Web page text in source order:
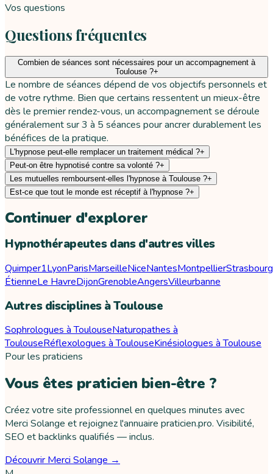
Vos questions
Questions fréquentes
Combien de séances sont nécessaires pour un accompagnement à
Toulouse ?+
Le nombre de séances dépend de vos objectifs personnels et
de votre rythme. Bien que certains ressentent un mieux-être
dès le premier rendez-vous, un accompagnement se déroule
généralement sur 3 à 5 séances pour ancrer durablement les
bénéfices de la pratique.
L'hypnose peut-elle remplacer un traitement médical ?+
Peut-on être hypnotisé contre sa volonté ?+
Les mutuelles remboursent-elles l'hypnose à Toulouse ?+
Est-ce que tout le monde est réceptif à l'hypnose ?+
Continuer d'explorer
Hypnothérapeutes dans d'autres villes
Quimper1LyonParisMarseilleNiceNantesMontpellierStrasbourg
ÉtienneLe HavreDijonGrenobleAngersVilleurbanne
Autres disciplines à Toulouse
Sophrologues à ToulouseNaturopathes à
ToulouseRéflexologues à ToulouseKinésiologues à Toulouse
Pour les praticiens
Vous êtes praticien bien-être ?
Créez votre site professionnel en quelques minutes avec
Merci Solange et rejoignez l'annuaire praticien.pro. Visibilité,
SEO et backlinks qualifiés — inclus.
Découvrir Merci Solange →